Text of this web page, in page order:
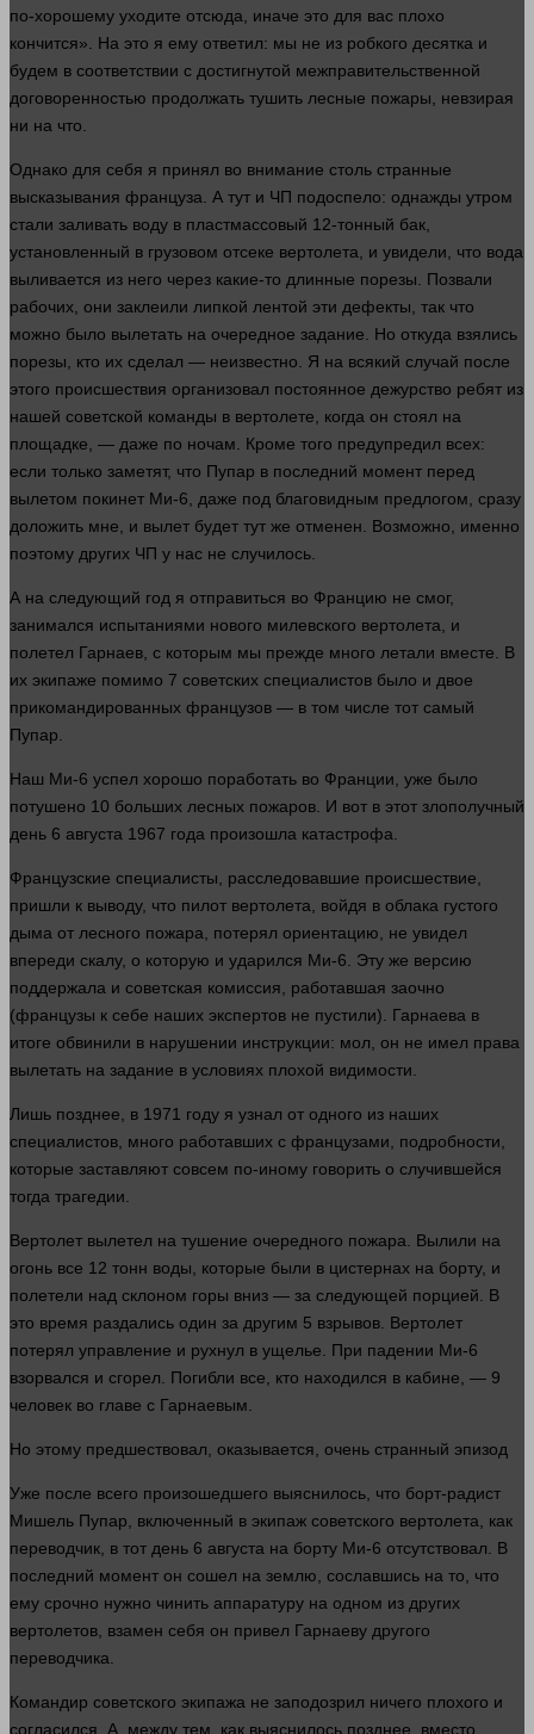
по-хорошему уходите отсюда, иначе это для вас плохо
кончится». На это я ему ответил: мы не из робкого десятка и
будем в соответствии с достигнутой межправительственной
договоренностью продолжать тушить лесные пожары, невзирая
ни на что.
Однако для себя я принял во внимание столь странные
высказывания француза. А тут и ЧП подоспело: однажды утром
стали заливать воду в пластмассовый 12-тонный бак,
установленный в грузовом отсеке вертолета, и увидели, что вода
выливается из него через какие-то длинные порезы. Позвали
рабочих, они заклеили липкой лентой эти дефекты, так что
можно было вылетать на очередное задание. Но откуда взялись
порезы, кто их сделал — неизвестно. Я на всякий случай после
этого происшествия организовал постоянное дежурство ребят из
нашей советской команды в вертолете, когда он стоял на
площадке, — даже по ночам. Кроме того предупредил всех:
если только заметят, что Пупар в последний момент перед
вылетом покинет Ми-6, даже под благовидным предлогом, сразу
доложить мне, и вылет будет тут же отменен. Возможно, именно
поэтому других ЧП у нас не случилось.
А на следующий год я отправиться во Францию не смог,
занимался испытаниями нового милевского вертолета, и
полетел Гарнаев, с которым мы прежде много летали вместе . В
их экипаже помимо 7 советских специалистов было и двое
прикомандированных французов — в том числе тот самый
Пупар.
Наш Ми-6 успел хорошо поработать во Франции, уже было
потушено 10 больших лесных пожаров. И вот в этот злополучный
день 6 августа 1967 года произошла катастрофа.
Французские специалисты, расследовавшие происшествие,
пришли к выводу, что пилот вертолета, войдя в облака густого
дыма от лесного пожара, потерял ориентацию, не увидел
впереди скалу, о которую и ударился Ми-6. Эту же версию
поддержала и советская комиссия, работавшая заочно
(французы к себе наших экспертов не пустили). Гарнаева в
итоге обвинили в нарушении инструкции: мол, он не имел права
вылетать на задание в условиях плохой видимости.
Лишь позднее, в 1971 году я узнал от одного из наших
специалистов, много работавших с французами, подробности,
которые заставляют совсем по-иному говорить о случившейся
тогда трагедии.
Вертолет вылетел на тушение очередного пожара. Вылили на
огонь все 12 тонн воды , которые были в цистернах на борту, и
полетели над склоном горы вниз — за следующей порцией. В
это время раздались один за другим 5 взрывов. Вертолет
потерял управление и рухнул в ущелье. При падении Ми-6
взорвался и сгорел. Погибли все, кто находился в кабине, — 9
человек во главе с Гарнаевым.
Но этому предшествовал, оказывается, очень странный эпизод
Уже после всего произошедшего выяснилось, что борт-радист
Мишель Пупар, включенный в экипаж советского вертолета, как
переводчик, в тот день 6 августа на борту Ми-6 отсутствовал. В
последний момент он сошел на землю , сославшись на то, что
ему срочно нужно чинить аппаратуру на одном из других
вертолетов, взамен себя он привел Гарнаеву другого
переводчика.
Командир советского экипажа не заподозрил ничего плохого и
согласился. А, между тем, как выяснилось позднее, вместо